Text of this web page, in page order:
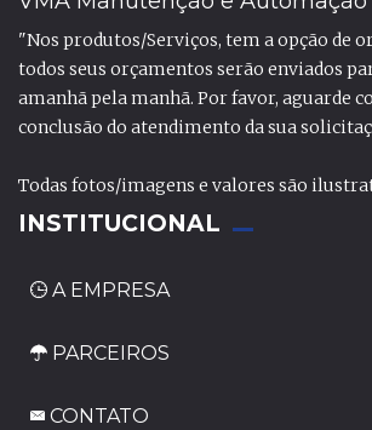
"Nos produtos/Serviços, tem a opção de
todos seus orçamentos serão enviados
amanhã pela manhã. Por favor, aguarde
conclusão do atendimento da sua
Todas fotos/imagens e valores são
INSTITUCIONAL
A EMPRESA
PARCEIROS
CONTATO